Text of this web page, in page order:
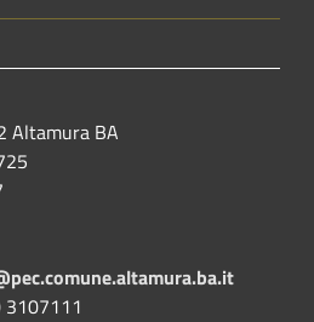
Altamura BA
3107111